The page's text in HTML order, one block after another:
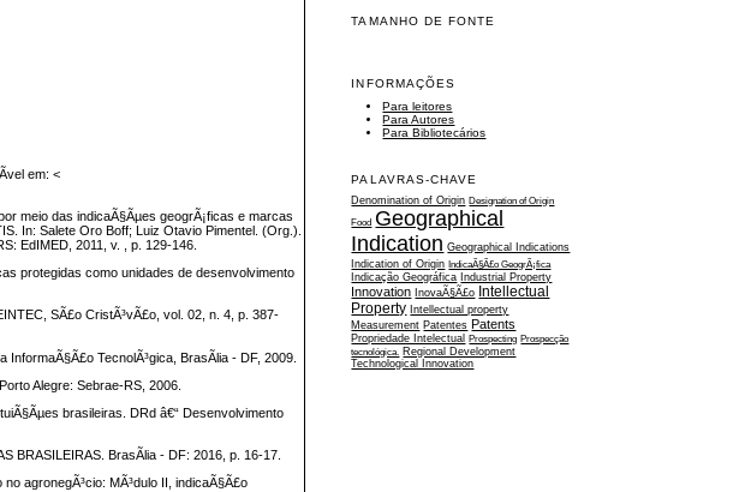
TAMANHO DE FONTE
INFORMAÇÕES
Para leitores
Para Autores
Para Bibliotecários
PALAVRAS-CHAVE
Denomination of Origin Designation of Origin
Food Geographical
Indication Geographical Indications
Indication of Origin IndicaÃ§Ã£o GeogrÃ¡fica
Indicação Geográfica Industrial Property
Innovation InovaÃ§Ã£o Intellectual
Property Intellectual property
Measurement Patentes Patents
Propriedade Intelectual Prospecting Prospecção
tecnológica. Regional Development
Technological Innovation
em: <
meio das indicaÃ§Ãµes geogrÃ¡ficas e marcas
In: Salete Oro Boff; Luiz Otavio Pimentel. (Org.).
EdIMED, 2011, v. , p. 129-146.
protegidas como unidades de desenvolvimento
SÃ£o CristÃ³vÃ£o, vol. 02, n. 4, p. 387-
TecnolÃ³gica, BrasÃ­lia - DF, 2009.
Alegre: Sebrae-RS, 2006.
brasileiras. DRd â€“ Desenvolvimento
BRASILEIRAS. BrasÃ­lia - DF: 2016, p. 16-17.
agronegÃ³cio: MÃ³dulo II, indicaÃ§Ã£o